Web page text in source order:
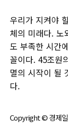
우리가 지켜야
체의 미래다. 노
도 부족한 시간
꼴이다. 45조원
멸의 시작이 될
다.
Copyright © 경제일